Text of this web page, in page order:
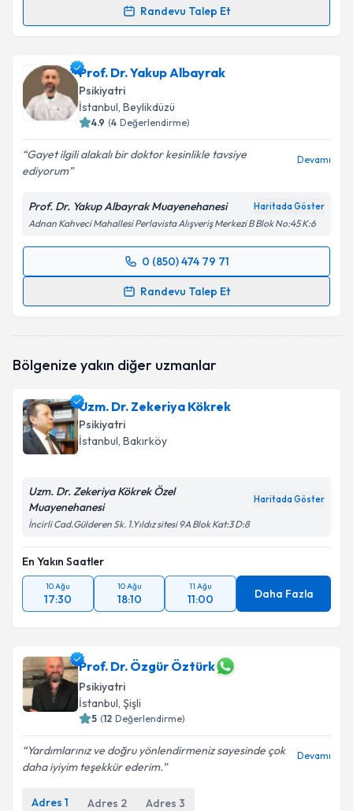
Randevu Talep Et
takvim hazırlandığında e-posta ile bilgilendireceğiz.
E-posta Adresiniz
kapsamda işlenmesini kabul ediyorum.
Takvim Talebini Gönder
Prof. Dr. Yakup Albayrak
Psikiyatri
İstanbul, Beylikdüzü
4.9 (4 Değerlendirme)
Gayet ilgili alakalı bir doktor kesinlikle tavsiye
ediyorum
Devamı
Prof. Dr. Yakup Albayrak Muayenehanesi Haritada Göster
Adnan Kahveci Mahallesi Perlavista Alışveriş Merkezi B Blok No:45 K:6
0 (850) 474 79 71
Randevu Talep Et
Randevu Takvimi Talebi
oluşturun. Size bu uzmandan randevu almanız için bir
kapsamda işlenmesini kabul ediyorum.
Takvim Talebini Gönder
Bölgenize yakın diğer uzmanlar
Uzm. Dr. Zekeriya Kökrek
Psikiyatri
İstanbul, Bakırköy
Uzm. Dr. Zekeriya Kökrek Özel
Muayenehanesi
Haritada Göster
İncirli Cad.Gülderen Sk. 1.Yıldız sitesi 9A Blok Kat:3 D:8
En Yakın Saatler
10 Ağu
17:30
10 Ağu
18:10
11 Ağu
11:00 Daha Fazla
Prof. Dr. Özgür Öztürk
Psikiyatri
İstanbul, Şişli
5 (12 Değerlendirme)
Yardımlarınız ve doğru yönlendirmeniz sayesinde çok
daha iyiyim teşekkür ederim.
Devamı
Adres 1 Adres 2 Adres 3